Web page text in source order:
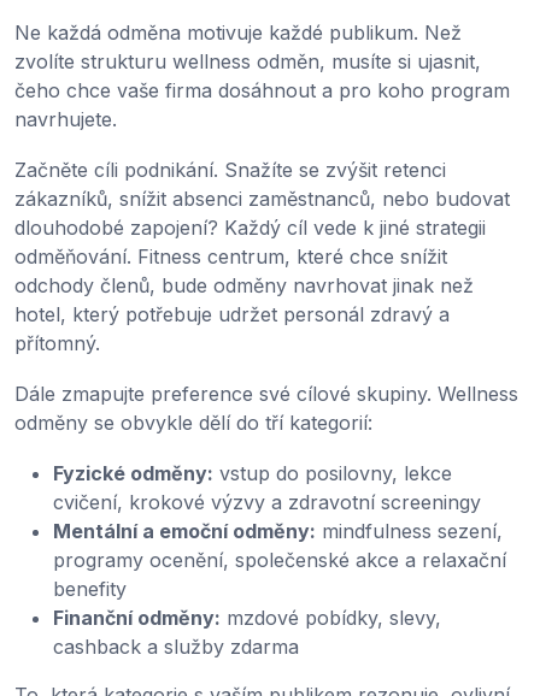
Ne každá odměna motivuje každé publikum. Než
zvolíte strukturu wellness odměn, musíte si ujasnit,
čeho chce vaše firma dosáhnout a pro koho program
navrhujete.
Začněte cíli podnikání. Snažíte se zvýšit retenci
zákazníků, snížit absenci zaměstnanců, nebo budovat
dlouhodobé zapojení? Každý cíl vede k jiné strategii
odměňování. Fitness centrum, které chce snížit
odchody členů, bude odměny navrhovat jinak než
hotel, který potřebuje udržet personál zdravý a
přítomný.
Dále zmapujte preference své cílové skupiny. Wellness
odměny se obvykle dělí do tří kategorií:
Fyzické odměny: vstup do posilovny, lekce
cvičení, krokové výzvy a zdravotní screeningy
Mentální a emoční odměny: mindfulness sezení,
programy ocenění, společenské akce a relaxační
benefity
Finanční odměny: mzdové pobídky, slevy,
cashback a služby zdarma